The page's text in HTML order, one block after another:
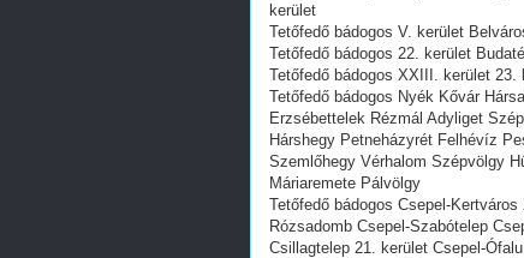
kerület
Tetőfedő bádogos V. kerület
Tetőfedő bádogos 22. kerület
Tetőfedő bádogos XXIII. kerület
Tetőfedő bádogos Nyék Kővár
Erzsébettelek Rézmál Adyliget
Hárshegy Petneházyrét Felhévíz
Szemlőhegy Vérhalom Szépvölgy
Máriaremete Pálvölgy
Tetőfedő bádogos Csepel-
Rózsadomb Csepel-Szabótelep
Csillagtelep 21. kerület Csepel-